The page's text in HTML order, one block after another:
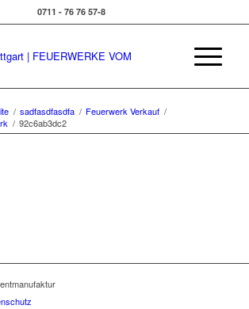
0711 - 76 76 57-8
/ sadfasdfasdfa / Feuerwerk Verkauf /
/ 92c6ab3dc2